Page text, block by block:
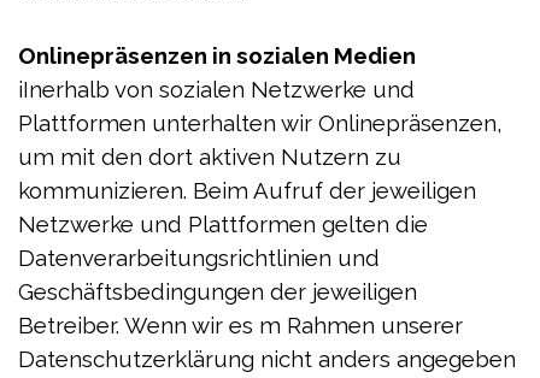
Onlinepräsenzen in sozialen Medien
iInerhalb von sozialen Netzwerke und
Plattformen unterhalten wir Onlinepräsenzen,
um mit den dort aktiven Nutzern zu
kommunizieren. Beim Aufruf der jeweiligen
Netzwerke und Plattformen gelten die
Datenverarbeitungsrichtlinien und
Geschäftsbedingungen der jeweiligen
Betreiber. Wenn wir es m Rahmen unserer
Datenschutzerklärung nicht anders angegeben